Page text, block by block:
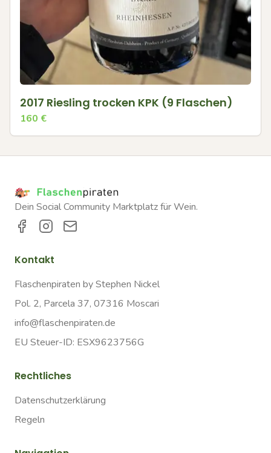
2017 Riesling trocken KPK (9 Flaschen)
160 €
Dein Social Community Marktplatz für Wein.
Kontakt
Flaschenpiraten by Stephen Nickel
Pol. 2, Parcela 37, 07316 Moscari
info@flaschenpiraten.de
EU Steuer-ID: ESX9623756G
Rechtliches
Datenschutzerklärung
Regeln